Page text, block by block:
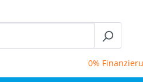
0%